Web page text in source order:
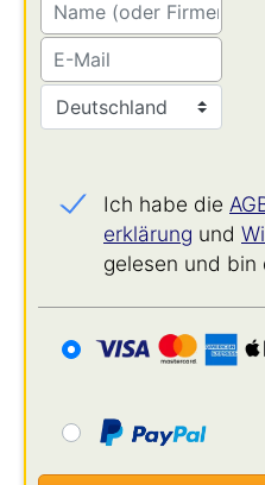
Ich habe die
erklärung und
gelesen und bin